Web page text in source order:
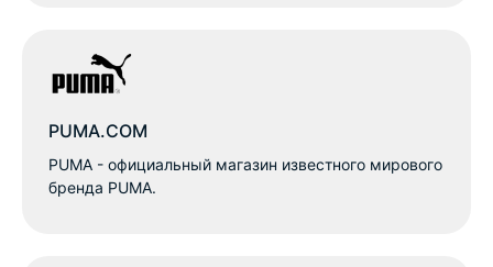
PUMA.COM
PUMA - официальный магазин известного мирового
бренда PUMA.